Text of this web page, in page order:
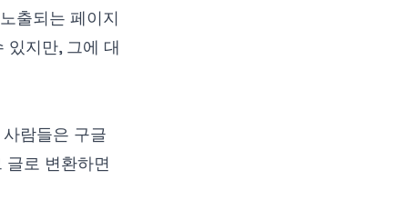
출되는 페이지
있지만, 그에 대
람들은 구글
글로 변환하면